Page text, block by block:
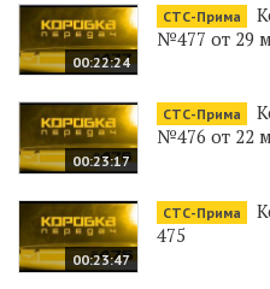
00:22:24
СТС-Прима
№477 от 29
00:23:17
СТС-Прима
№476 от 22
00:23:47
СТС-Прима
475